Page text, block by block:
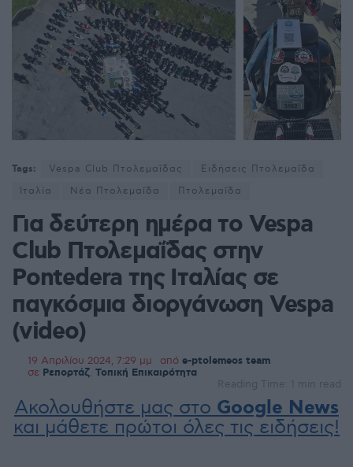
Tags: Vespa Club Πτολεμαΐδας
Ειδήσεις Πτολεμαΐδα
Ιταλία
Νέα Πτολεμαΐδα Πτολεμαΐδα
Για δεύτερη ημέρα το Vespa
Club Πτολεμαΐδας στην
Pontedera της Ιταλίας σε
παγκόσμια διοργάνωση Vespa
(video)
19 Απριλίου 2024, 7:29 μμ από e-ptolemeos team
σε Ρεπορτάζ Τοπική Επικαιρότητα
Reading Time: 1 min read
Ακολουθήστε μας στο Google News
και μάθετε πρώτοι όλες τις ειδήσεις!